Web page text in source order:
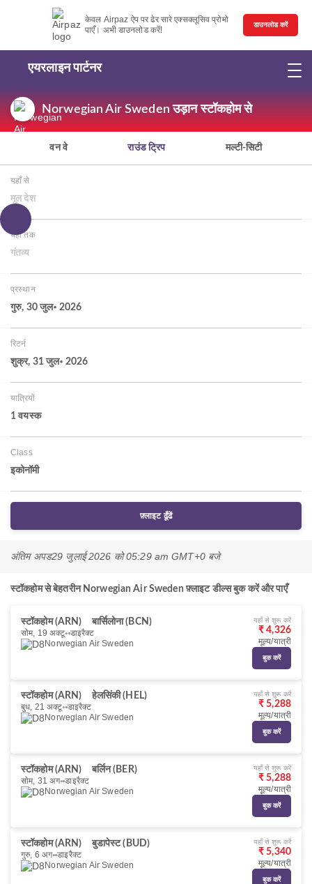
केवल Airpaz ऐप पर ढेर सारे एक्सक्लूसिव प्रोमो
पाएँ। अभी डाउनलोड करें!
डाउनलोड करें
एयरलाइन पार्टनर
Norwegian Air Sweden उड़ान स्टॉकहोम से
वन वे राउंड ट्रिप मल्टी-सिटी
यहाँ से
मूल देश
यहाँ तक
गंतव्य
प्रस्थान
गुरु, 30 जुल॰ 2026
रिटर्न
शुक्र, 31 जुल॰ 2026
यात्रियों
1 वयस्‍क
Class
इकोनॉमी
फ़्लाइट ढूँढें
अंतिम अपड29 जुलाई 2026 को 05:29 am GMT+0 बजे
स्टॉकहोम से बेहतरीन Norwegian Air Sweden फ़्लाइट डील्स बुक करें और पाएँ
स्टॉकहोम (ARN)
बार्सिलोना (BCN)
सोम, 19 अक्टू॰ डाइरैक्ट
Norwegian Air Sweden
यहाँ से शुरू करें
₹ 4,326
मूल्य/यात्री
बुक करें
स्टॉकहोम (ARN)
हेलसिंकी (HEL)
बुध, 21 अक्टू॰ डाइरैक्ट
Norwegian Air Sweden
यहाँ से शुरू करें
₹ 5,288
मूल्य/यात्री
बुक करें
स्टॉकहोम (ARN)
बर्लिन (BER)
सोम, 31 अग॰ डाइरैक्ट
Norwegian Air Sweden
यहाँ से शुरू करें
₹ 5,288
मूल्य/यात्री
बुक करें
स्टॉकहोम (ARN)
बुडापेस्ट (BUD)
गुरु, 6 अग॰ डाइरैक्ट
Norwegian Air Sweden
यहाँ से शुरू करें
₹ 5,340
मूल्य/यात्री
बुक करें